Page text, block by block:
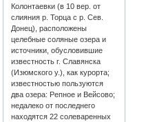
Колонтаевки (в 10 вер. от
слияния р. Торца с р. Сев.
Донец), расположены
целебные соляные озера и
источники, обусловившие
известность г. Славянска
(Изюмского у.), как курорта;
известностью пользуются
два озера: Репное и Вейсово;
недалеко от последнего
находятся 22 солеваренных